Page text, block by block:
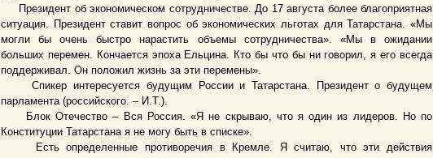
Президент об экономическом сотрудничестве. До 17 августа более благоприятная
ситуация. Президент ставит вопрос об экономических льготах для Татарстана. «Мы
могли бы очень быстро нарастить объемы сотрудничества». «Мы в ожидании
больших перемен. Кончается эпоха Ельцина. Кто бы что бы ни говорил, я его всегда
поддерживал. Он положил жизнь за эти перемены».
Спикер интересуется будущим России и Татарстана. Президент о будущем
парламента (российского. – И.Т.).
Блок Отечество – Вся Россия. «Я не скрываю, что я один из лидеров. Но по
Конституции Татарстана я не могу быть в списке».
Есть определенные противоречия в Кремле. Я считаю, что эти действия